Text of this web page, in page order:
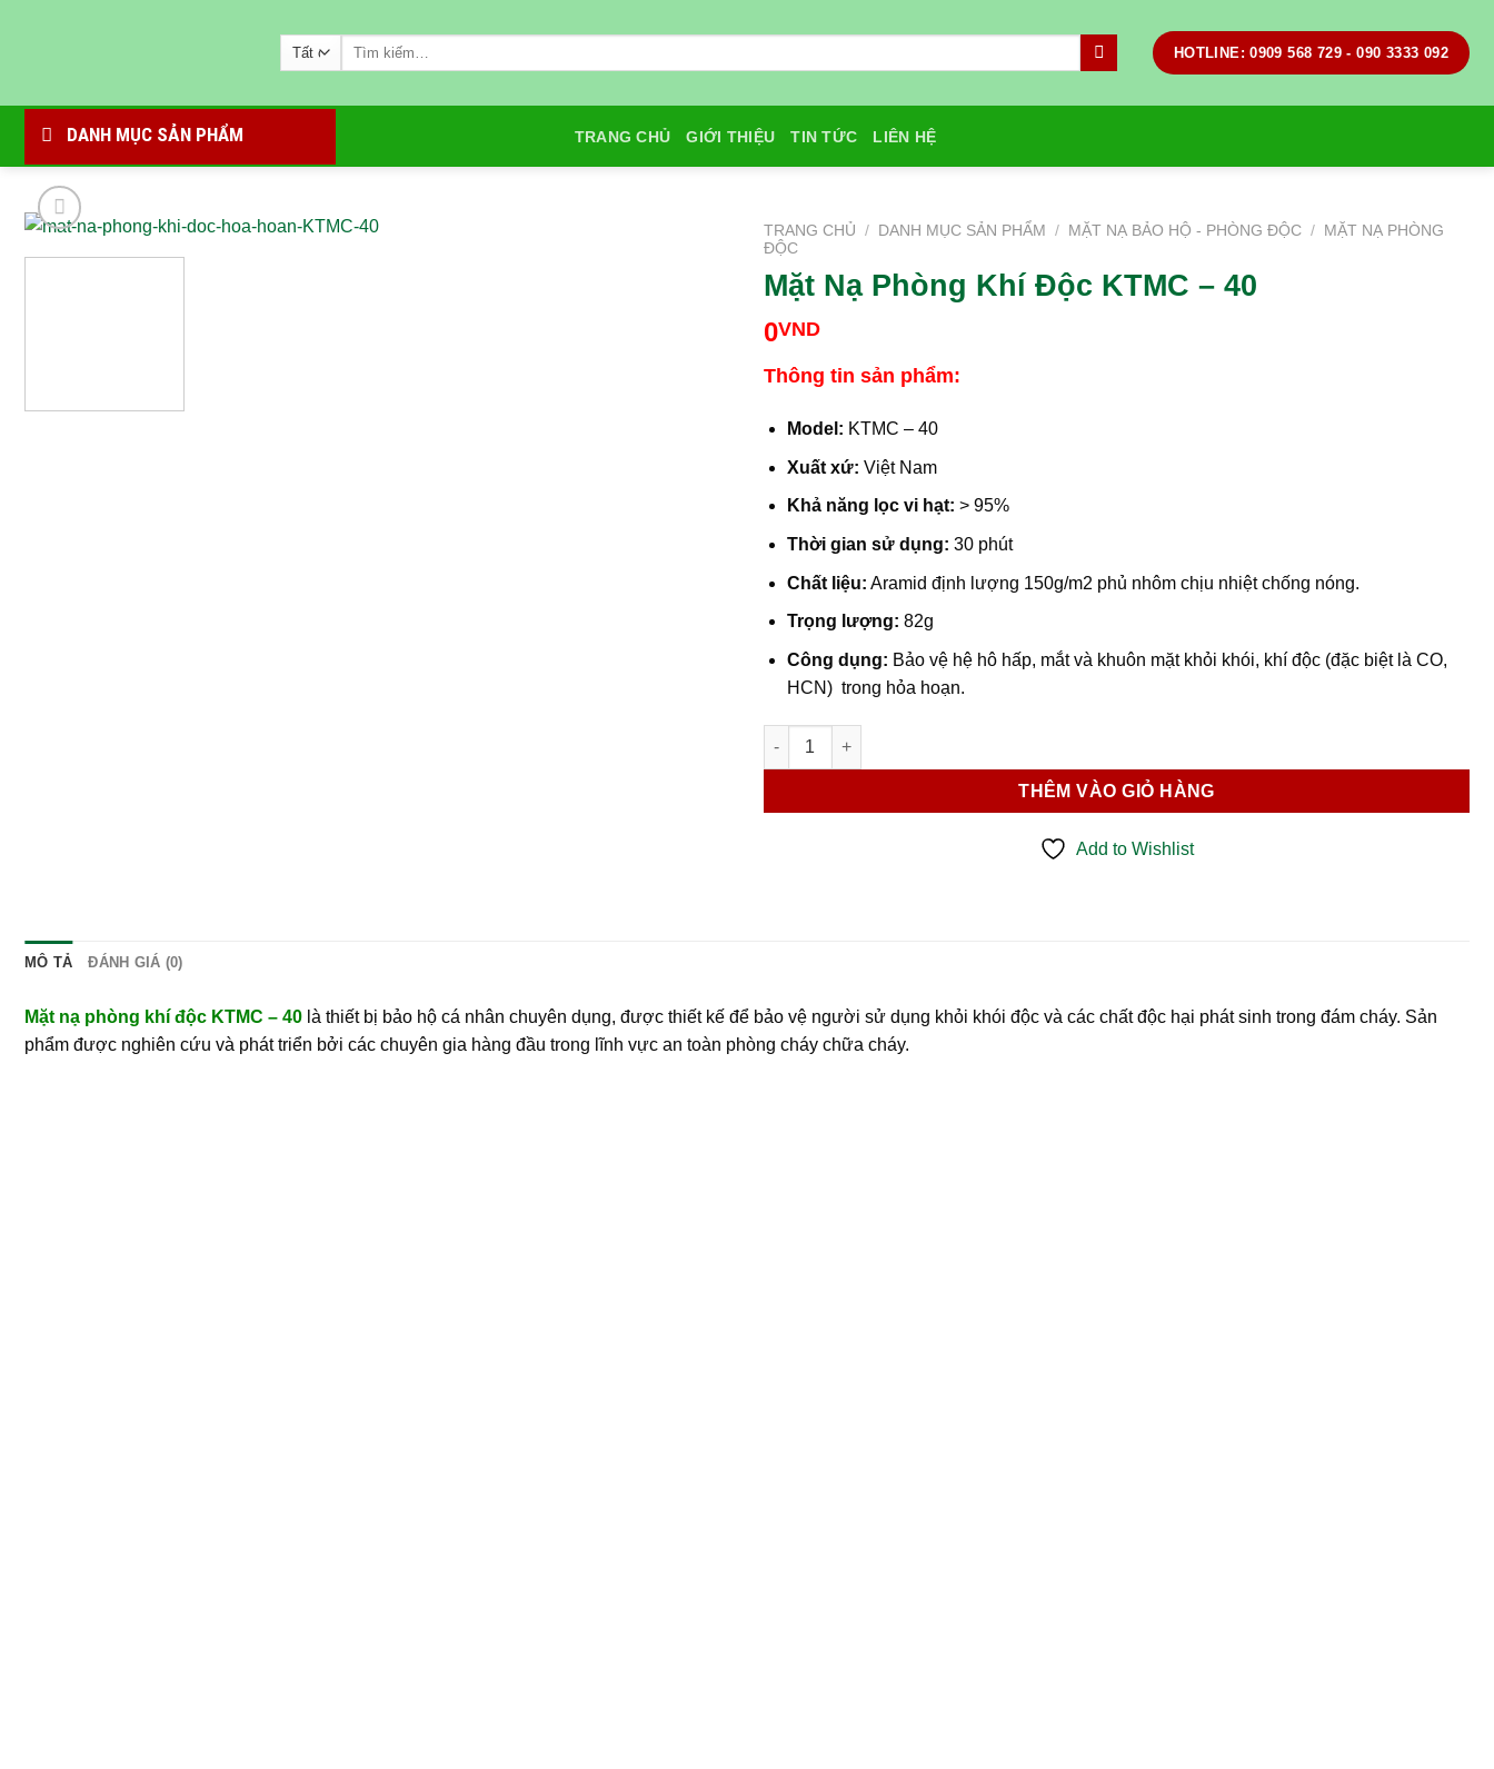
Tìm
HOTLINE: 0909 568 729 - 090 3333 092
DANH MỤC SẢN PHẨM TRANG CHỦ GIỚI THIỆU TIN TỨC LIÊN HỆ
TRANG CHỦ / DANH MỤC SẢN PHẨM / MẶT NẠ BẢO HỘ - PHÒNG ĐỘC /
MẶT NẠ PHÒNG
ĐỘC
Mặt Nạ Phòng Khí Độc KTMC – 40
0VND
Thông tin sản phẩm:
Model: KTMC – 40
Xuất xứ: Việt Nam
Khả năng lọc vi hạt: > 95%
Thời gian sử dụng: 30 phút
Chất liệu: Aramid định lượng 150g/m2 phủ nhôm chịu nhiệt chống nóng.
Trọng lượng: 82g
Công dụng: Bảo vệ hệ hô hấp, mắt và khuôn mặt khỏi khói, khí độc (đặc biệt là CO,
HCN) trong hỏa hoạn.
Mặt Nạ Phòng Khí Độc KTMC – 40 số lượng
THÊM VÀO GIỎ HÀNG
Add to Wishlist
MÔ TẢ ĐÁNH GIÁ (0)
Mặt nạ phòng khí độc KTMC – 40 là thiết bị bảo hộ cá nhân chuyên dụng, được thiết kế để bảo vệ người sử dụng khỏi khói độc và các chất độc hại phát sinh trong đám cháy. Sản
phẩm được nghiên cứu và phát triển bởi các chuyên gia hàng đầu trong lĩnh vực an toàn phòng cháy chữa cháy.